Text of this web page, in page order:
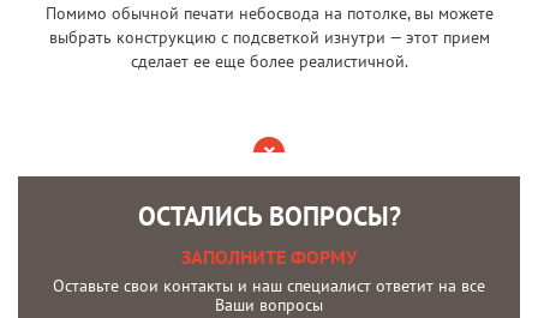
Помимо обычной печати небосвода на потолке, вы можете
выбрать конструкцию с подсветкой изнутри — этот прием
сделает ее еще более реалистичной.
ОСТАЛИСЬ ВОПРОСЫ?
ЗАПОЛНИТЕ ФОРМУ
Оставьте свои контакты и наш специалист ответит на все
Ваши вопросы